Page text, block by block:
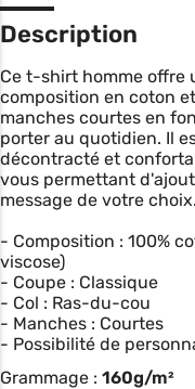
Description
Ce t-shirt homme offre
composition en coton
manches courtes en
porter au quotidien. Il
décontracté et
vous permettant
message de votre choix.
- Composition : 100%
viscose)
- Coupe : Classique
- Col : Ras-du-cou
- Manches : Courtes
- Possibilité de
Grammage : 160g/m²